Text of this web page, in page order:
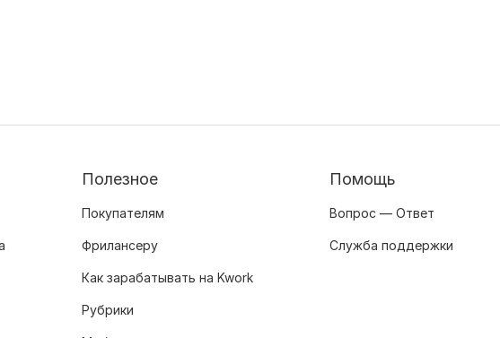
Полезное
Покупателям
Фрилансеру
Как зарабатывать на Kwork
Рубрики
Помощь
Вопрос — Ответ
Служба поддержки